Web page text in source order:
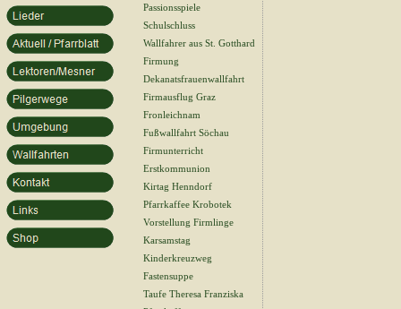
Passionsspiele
Schulschluss
Wallfahrer aus St. Gotthard
Firmung
Dekanatsfrauenwallfahrt
Firmausflug Graz
Fronleichnam
Fußwallfahrt Söchau
Firmunterricht
Erstkommunion
Kirtag Henndorf
Pfarrkaffee Krobotek
Vorstellung Firmlinge
Karsamstag
Kinderkreuzweg
Fastensuppe
Taufe Theresa Franziska